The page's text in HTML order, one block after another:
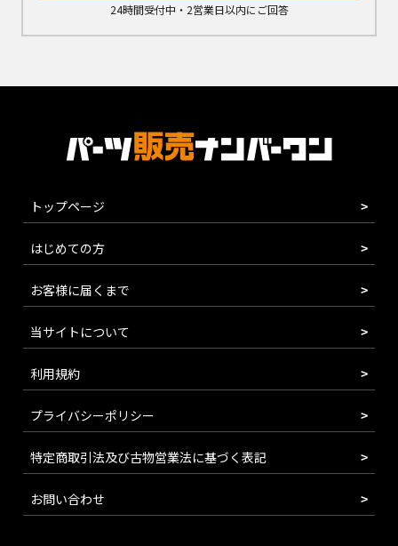
24時間受付中・2営業日以内にご回答
トップページ
はじめての方
お客様に届くまで
当サイトについて
利用規約
プライバシーポリシー
特定商取引法及び古物営業法に基づく表記
お問い合わせ